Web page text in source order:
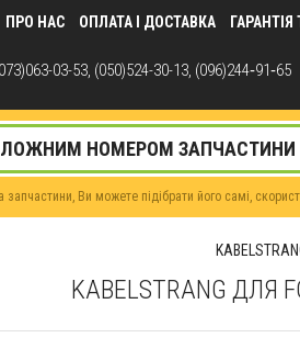
ПРО НАС ОПЛАТА І ДОСТАВКА
03-53, (050)524-30-13, (096)244‑91‑65
Ви можете підібрати його самі,
KABELSTRANG ДЛЯ